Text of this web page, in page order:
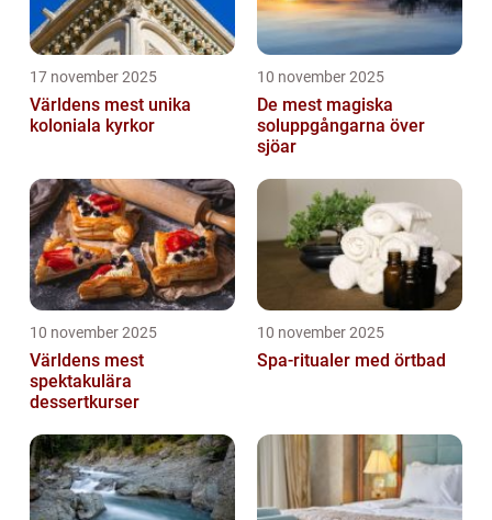
17 november 2025
Världens mest unika
koloniala kyrkor
10 november 2025
De mest magiska
soluppgångarna över
sjöar
10 november 2025
Världens mest
spektakulära
dessertkurser
10 november 2025
Spa-ritualer med örtbad